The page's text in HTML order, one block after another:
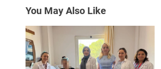
e
s
i
You May Also Like